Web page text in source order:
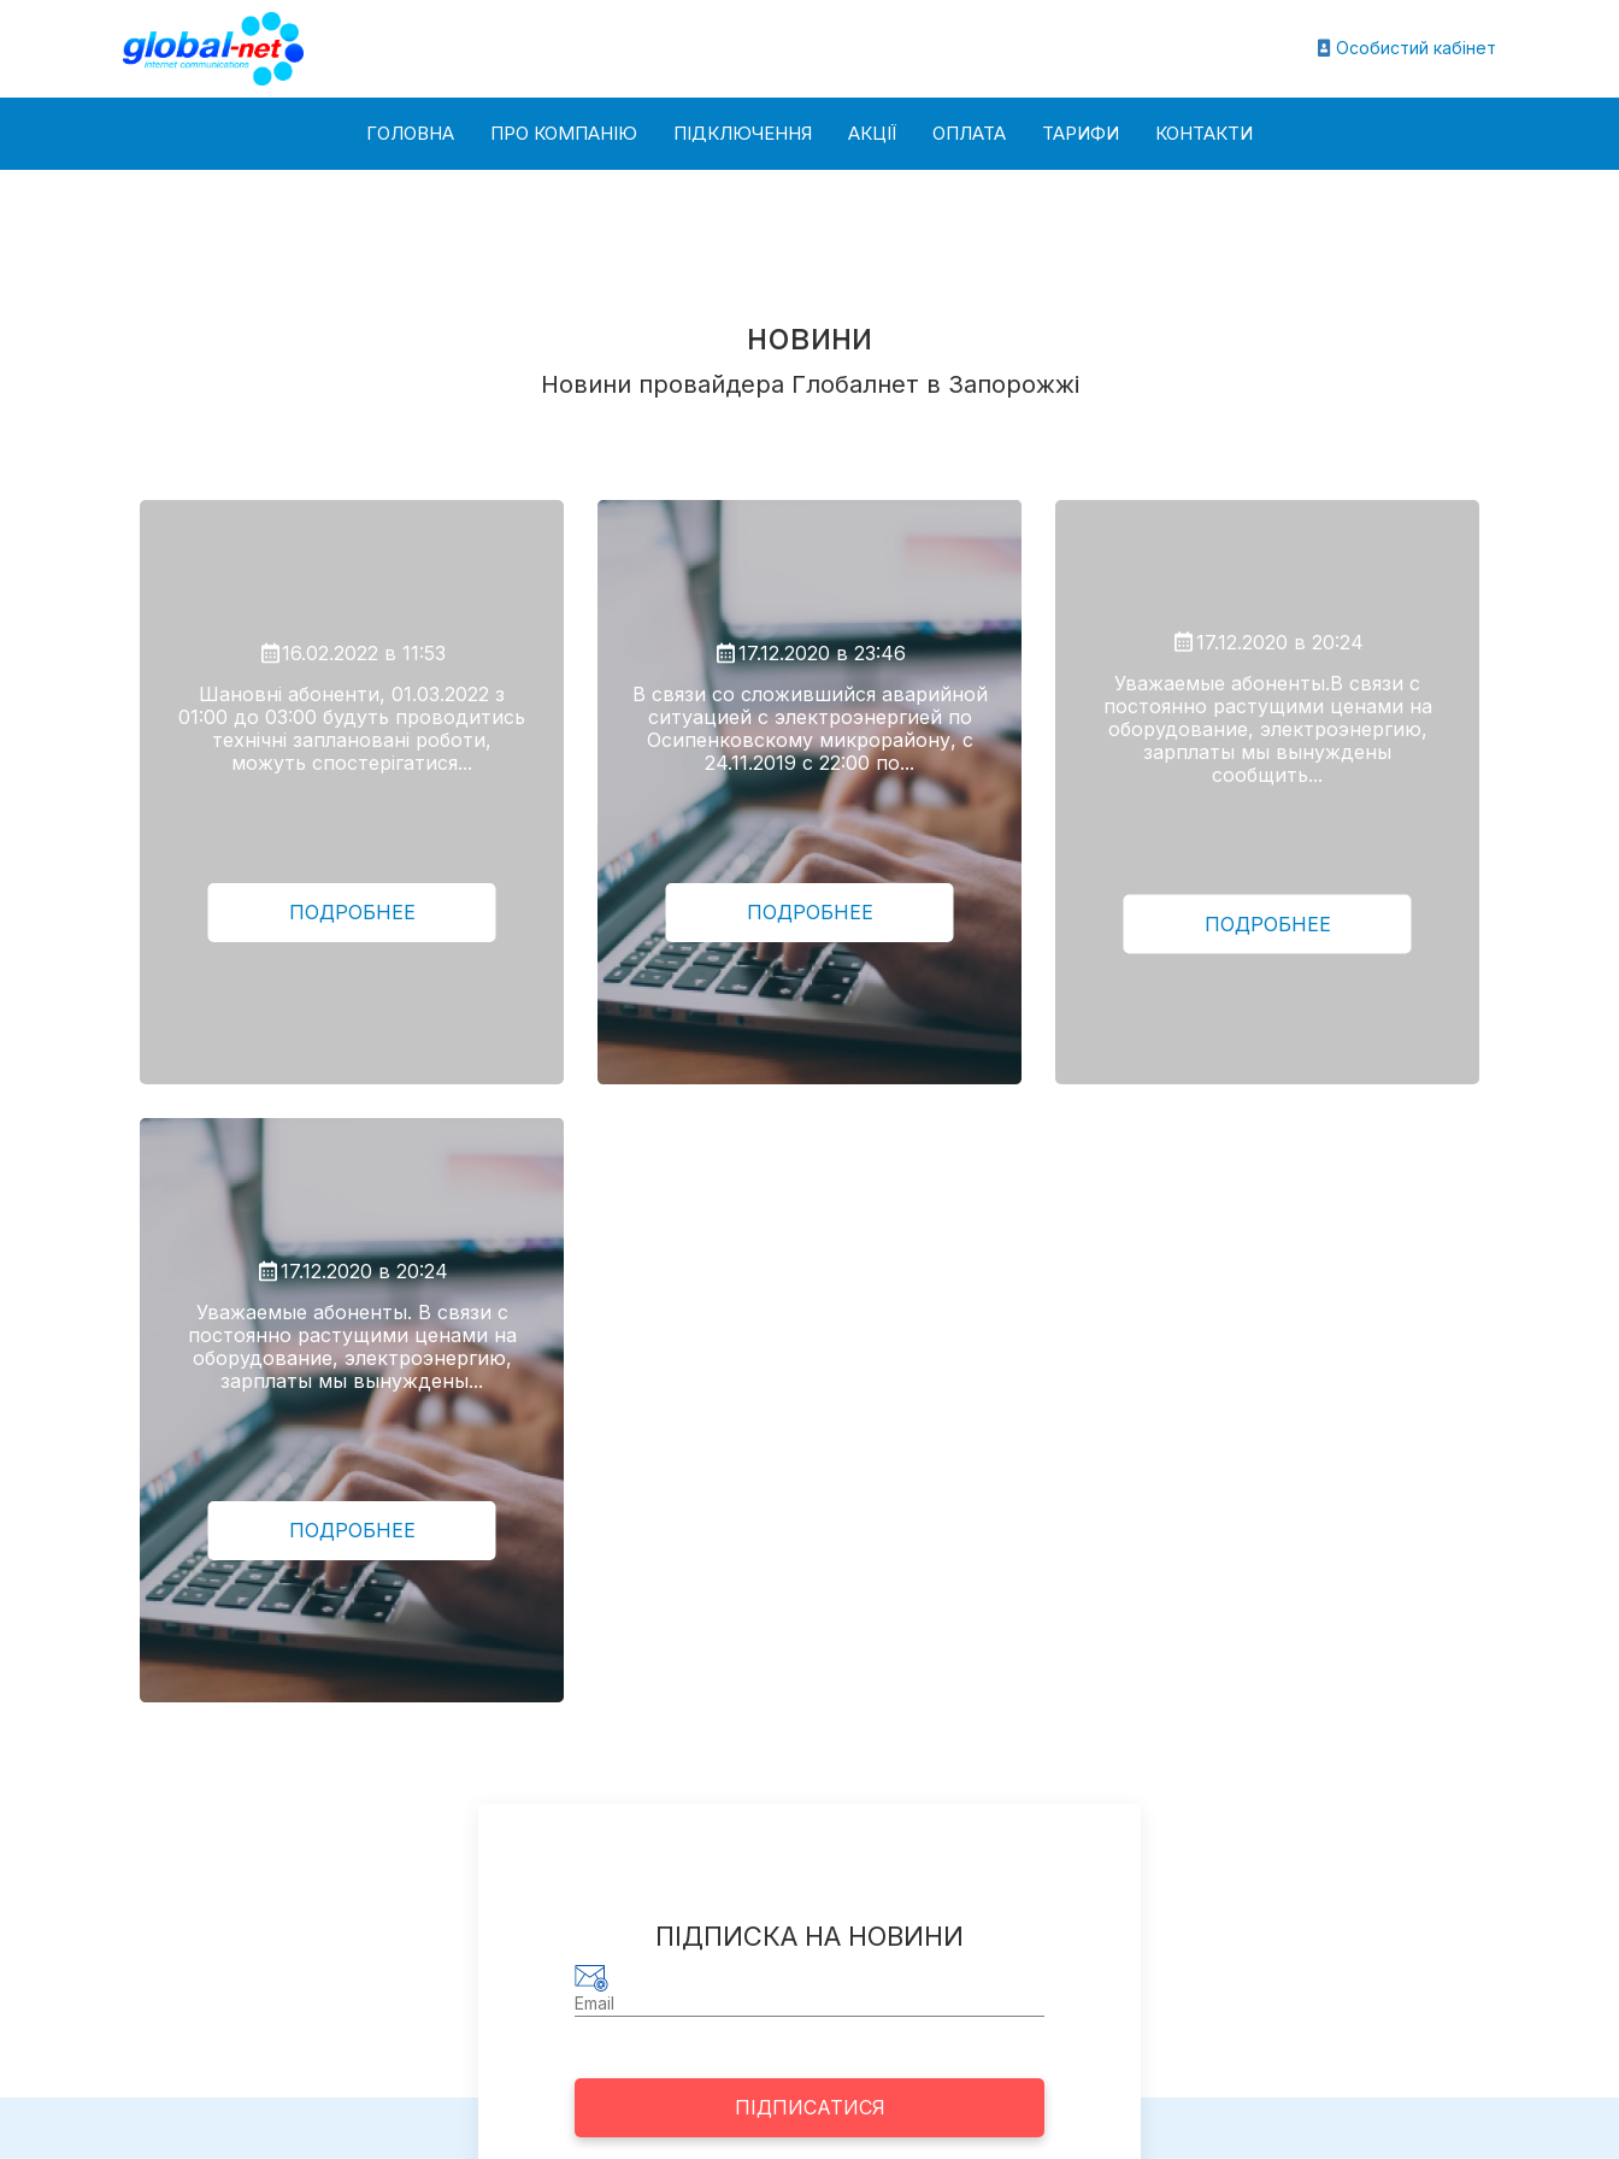
Особистий кабінет
ГОЛОВНА ПРО КОМПАНІЮ ПІДКЛЮЧЕННЯ АКЦІЇ ОПЛАТА ТАРИФИ КОНТАКТИ
новини
Новини провайдера Глобалнет в Запорожжі
16.02.2022 в 11:53
Шановні абоненти, 01.03.2022 з
01:00 до 03:00 будуть проводитись
технічні заплановані роботи,
можуть спостерігатися...
ПОДРОБНЕЕ
17.12.2020 в 23:46
В связи со сложившийся аварийной
ситуацией с электроэнергией по
Осипенковскому микрорайону, с
24.11.2019 с 22:00 по...
ПОДРОБНЕЕ
17.12.2020 в 20:24
Уважаемые абоненты.В связи с
постоянно растущими ценами на
оборудование, электроэнергию,
зарплаты мы вынуждены
сообщить...
ПОДРОБНЕЕ
17.12.2020 в 20:24
Уважаемые абоненты. В связи с
постоянно растущими ценами на
оборудование, электроэнергию,
зарплаты мы вынуждены...
ПОДРОБНЕЕ
ПІДПИСКА НА НОВИНИ
ПІДПИСАТИСЯ